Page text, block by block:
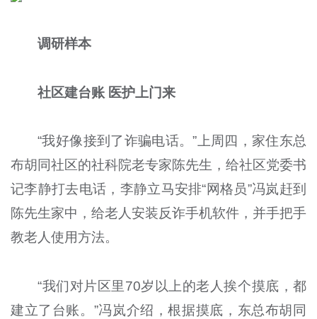
调研样本
社区建台账 医护上门来
“我好像接到了诈骗电话。”上周四，家住东总
布胡同社区的社科院老专家陈先生，给社区党委书
记李静打去电话，李静立马安排“网格员”冯岚赶到
陈先生家中，给老人安装反诈手机软件，并手把手
教老人使用方法。
“我们对片区里70岁以上的老人挨个摸底，都
建立了台账。”冯岚介绍，根据摸底，东总布胡同